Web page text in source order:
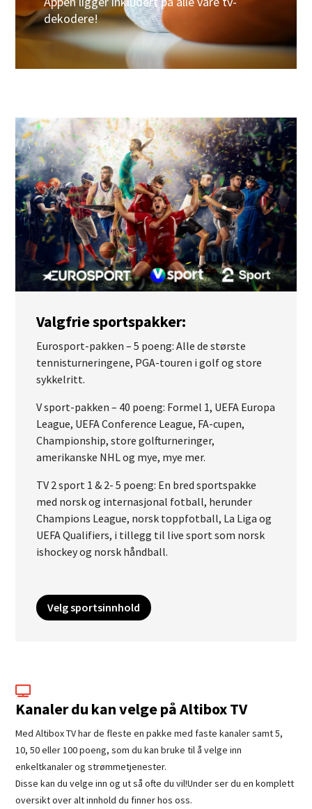
dekodere!
Valgfrie sportspakker:
Eurosport-pakken – 5 poeng: Alle de største
tennisturneringene, PGA-touren i golf og store
sykkelritt.
V sport-pakken – 40 poeng: Formel 1, UEFA Europa
League, UEFA Conference League, FA-cupen,
Championship, store golfturneringer,
amerikanske NHL og mye, mye mer.
TV 2 sport 1 & 2- 5 poeng: En bred sportspakke
med norsk og internasjonal fotball, herunder
Champions League, norsk toppfotball, La Liga og
UEFA Qualifiers, i tillegg til live sport som norsk
ishockey og norsk håndball.
Velg sportsinnhold

Kanaler du kan velge på Altibox TV
Med Altibox TV har de fleste en pakke med faste kanaler samt 5,
10, 50 eller 100 poeng, som du kan bruke til å velge inn
enkeltkanaler og strømmetjenester.
Disse kan du velge inn og ut så ofte du vil!Under ser du en komplett
oversikt over alt innhold du finner hos oss.